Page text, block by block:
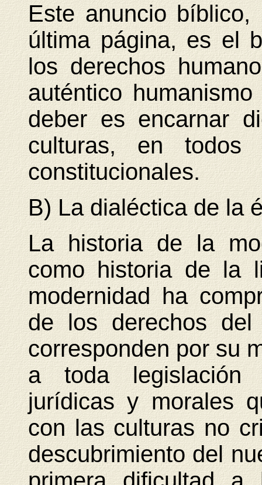
Este anuncio
última página, es el
los derechos
auténtico
deber es encarnar
culturas, en todos
constitucionales.
B) La dialéctica de la
La historia de la
como historia de la
modernidad ha
de los derechos
corresponden por su
a toda legislación
jurídicas y morales
con las culturas no
descubrimiento del